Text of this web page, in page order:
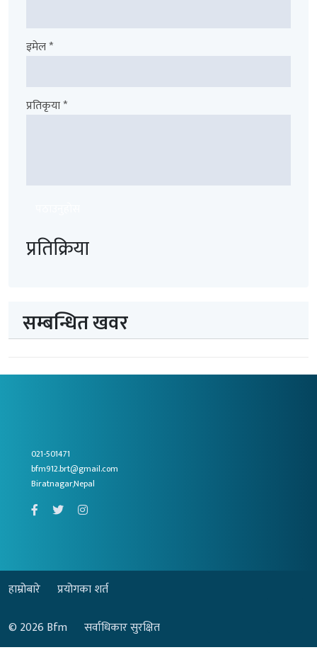
इमेल *
प्रतिकृया *
प्रतिक्रिया
सम्बन्धित खवर
021-501471
bfm912.brt@gmail.com
Biratnagar,Nepal
हाम्रोबारे
प्रयोगका शर्त
© 2026Bfm सर्वाधिकार सुरक्षित